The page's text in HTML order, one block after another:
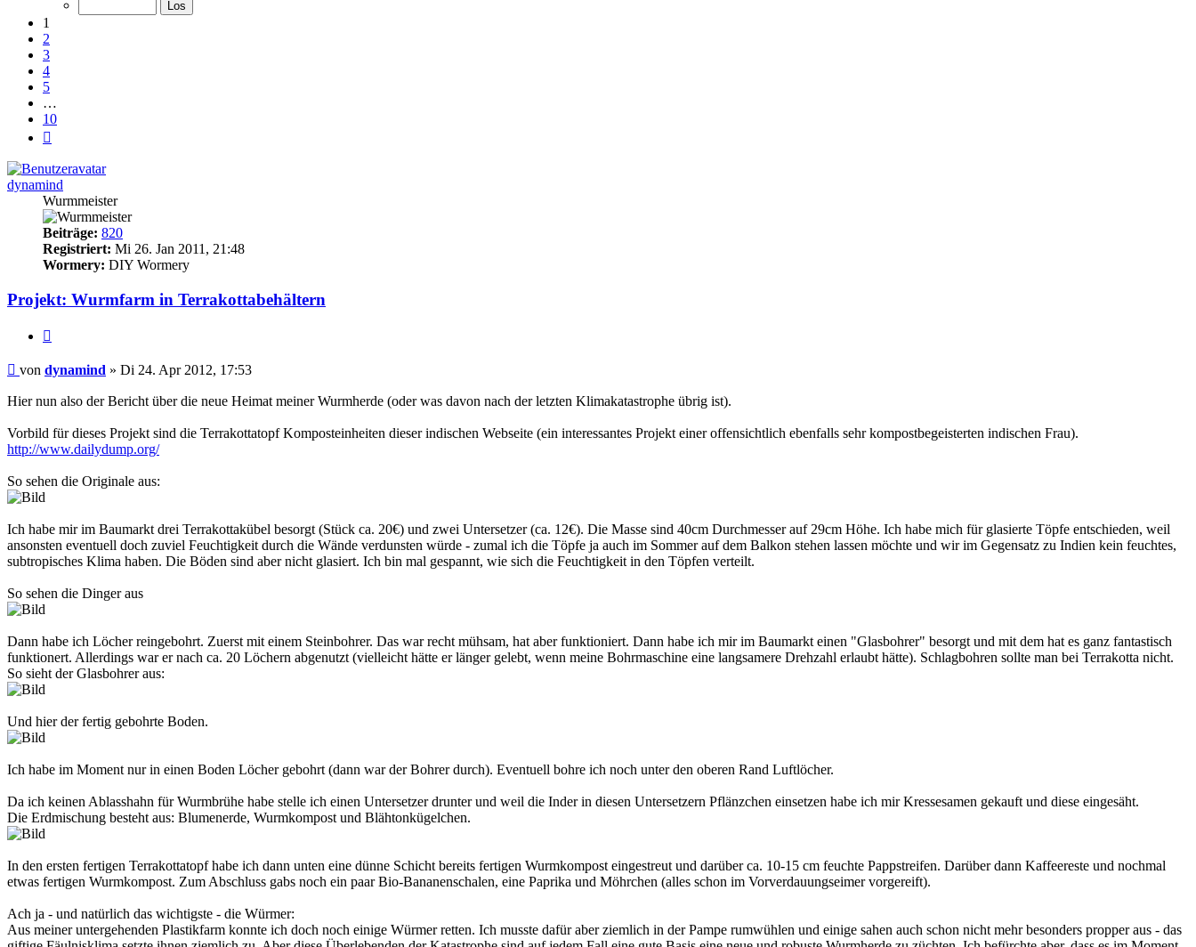
1
2
3
4
5
…
10
dynamind
Wurmmeister
Beiträge: 820
Registriert: Mi 26. Jan 2011, 21:48
Wormery: DIY Wormery
Projekt: Wurmfarm in Terrakottabehältern
Beitrag
von dynamind » Di 24. Apr 2012, 17:53
Hier nun also der Bericht über die neue Heimat meiner Wurmherde (oder was davon nach der letzten Klimakatastrophe übrig ist).
Vorbild für dieses Projekt sind die Terrakottatopf Komposteinheiten dieser indischen Webseite (ein interessantes Projekt einer offensichtlich ebenfalls sehr kompostbegeisterten indischen Frau).
http://www.dailydump.org/
So sehen die Originale aus:
Ich habe mir im Baumarkt drei Terrakottakübel besorgt (Stück ca. 20€) und zwei Untersetzer (ca. 12€). Die Masse sind 40cm Durchmesser auf 29cm Höhe. Ich habe mich für glasierte Töpfe entschieden, weil
ansonsten eventuell doch zuviel Feuchtigkeit durch die Wände verdunsten würde - zumal ich die Töpfe ja auch im Sommer auf dem Balkon stehen lassen möchte und wir im Gegensatz zu Indien kein feuchtes,
subtropisches Klima haben. Die Böden sind aber nicht glasiert. Ich bin mal gespannt, wie sich die Feuchtigkeit in den Töpfen verteilt.
So sehen die Dinger aus
Dann habe ich Löcher reingebohrt. Zuerst mit einem Steinbohrer. Das war recht mühsam, hat aber funktioniert. Dann habe ich mir im Baumarkt einen "Glasbohrer" besorgt und mit dem hat es ganz fantastisch
funktionert. Allerdings war er nach ca. 20 Löchern abgenutzt (vielleicht hätte er länger gelebt, wenn meine Bohrmaschine eine langsamere Drehzahl erlaubt hätte). Schlagbohren sollte man bei Terrakotta nicht.
So sieht der Glasbohrer aus:
Und hier der fertig gebohrte Boden.
Ich habe im Moment nur in einen Boden Löcher gebohrt (dann war der Bohrer durch). Eventuell bohre ich noch unter den oberen Rand Luftlöcher.
Da ich keinen Ablasshahn für Wurmbrühe habe stelle ich einen Untersetzer drunter und weil die Inder in diesen Untersetzern Pflänzchen einsetzen habe ich mir Kressesamen gekauft und diese eingesäht.
Die Erdmischung besteht aus: Blumenerde, Wurmkompost und Blähtonkügelchen.
In den ersten fertigen Terrakottatopf habe ich dann unten eine dünne Schicht bereits fertigen Wurmkompost eingestreut und darüber ca. 10-15 cm feuchte Pappstreifen. Darüber dann Kaffeereste und nochmal
etwas fertigen Wurmkompost. Zum Abschluss gabs noch ein paar Bio-Bananenschalen, eine Paprika und Möhrchen (alles schon im Vorverdauungseimer vorgereift).
Ach ja - und natürlich das wichtigste - die Würmer:
Aus meiner untergehenden Plastikfarm konnte ich doch noch einige Würmer retten. Ich musste dafür aber ziemlich in der Pampe rumwühlen und einige sahen auch schon nicht mehr besonders propper aus - das